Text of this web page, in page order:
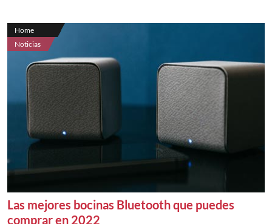
Home
Noticias
Las mejores bocinas Bluetooth que puedes
comprar en 2022